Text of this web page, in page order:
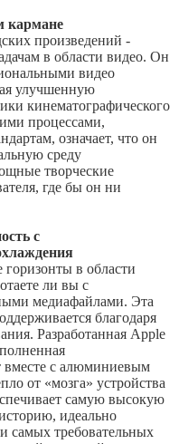
кармане
произведений -
в области видео. Он
видео
улучшенную
кинематографического
процессами,
означает, что он
среду
творческие
где бы он ни
с
в области
ли вы с
медиафайлами. Эта
благодаря
Разработанная Apple
вместе с алюминиевым
от «мозга» устройства
самую высокую
идеально
самых требовательных